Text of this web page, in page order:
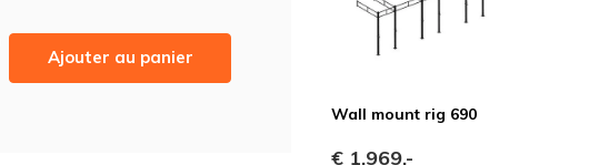
Ajouter au panier
Wall mount rig 690
€ 1.969,-